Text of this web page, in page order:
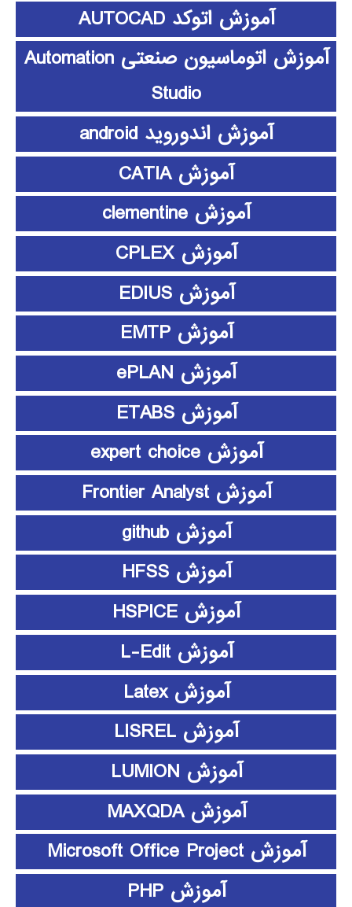
آموزش اتوکد AUTOCAD
آموزش اتوماسیون صنعتی Automation
Studio
آموزش اندوروید android
آموزش CATIA
آموزش clementine
آموزش CPLEX
آموزش EDIUS
آموزش EMTP
آموزش ePLAN
آموزش ETABS
آموزش expert choice
آموزش Frontier Analyst
آموزش github
آموزش HFSS
آموزش HSPICE
آموزش L-Edit
آموزش Latex
آموزش LISREL
آموزش LUMION
آموزش MAXQDA
آموزش Microsoft Office Project
آموزش PHP